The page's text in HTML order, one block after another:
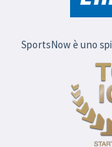
SportsNow è uno